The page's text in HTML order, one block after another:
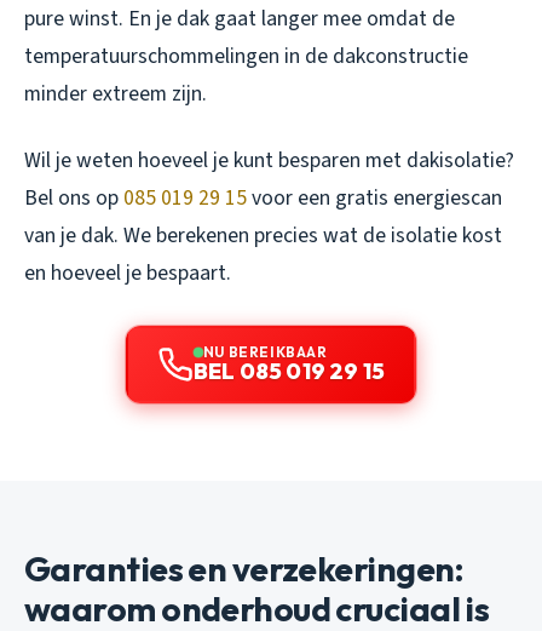
pure winst. En je dak gaat langer mee omdat de
temperatuurschommelingen in de dakconstructie
minder extreem zijn.
Wil je weten hoeveel je kunt besparen met dakisolatie?
Bel ons op 085 019 29 15voor een gratis energiescan
van je dak. We berekenen precies wat de isolatie kost
en hoeveel je bespaart.
NU BEREIKBAAR
BEL 085 019 29 15
Garanties en verzekeringen:
waarom onderhoud cruciaal is